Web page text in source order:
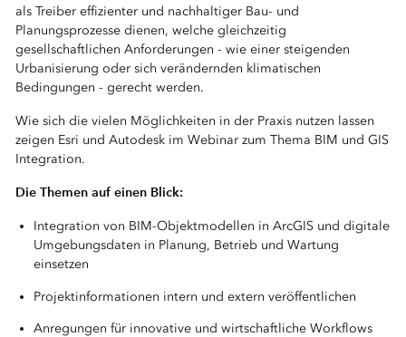
als Treiber effizienter und nachhaltiger Bau- und
Planungsprozesse dienen, welche gleichzeitig
gesellschaftlichen Anforderungen - wie einer steigenden
Urbanisierung oder sich verändernden klimatischen
Bedingungen - gerecht werden.
Wie sich die vielen Möglichkeiten in der Praxis nutzen lassen
zeigen Esri und Autodesk im Webinar zum Thema BIM und GIS
Integration.
Die Themen auf einen Blick:
Integration von BIM-Objektmodellen in ArcGIS und digitale
Umgebungsdaten in Planung, Betrieb und Wartung
einsetzen
Projektinformationen intern und extern veröffentlichen
Anregungen für innovative und wirtschaftliche Workflows